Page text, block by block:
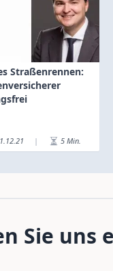
Straßenrennen:
| 5 Min.
Sie uns